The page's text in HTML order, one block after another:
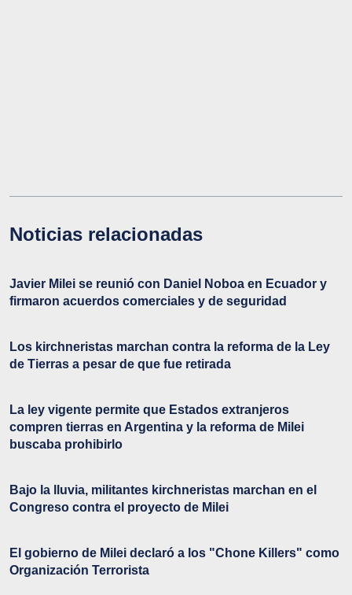
Noticias relacionadas
Javier Milei se reunió con Daniel Noboa en Ecuador y
firmaron acuerdos comerciales y de seguridad
Los kirchneristas marchan contra la reforma de la Ley
de Tierras a pesar de que fue retirada
La ley vigente permite que Estados extranjeros
compren tierras en Argentina y la reforma de Milei
buscaba prohibirlo
Bajo la lluvia, militantes kirchneristas marchan en el
Congreso contra el proyecto de Milei
El gobierno de Milei declaró a los "Chone Killers" como
Organización Terrorista